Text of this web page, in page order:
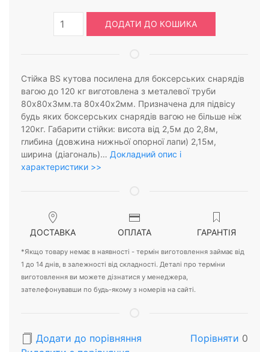
ДОДАТИ ДО КОШИКА
Стійка BS кутова посилена для боксерських снарядів
вагою до 120 кг виготовлена з металевої труби
80х80х3мм.та 80х40х2мм. Призначена для підвісу
будь яких боксерських снарядів вагою не більше ніж
120кг. Габарити стійки: висота від 2,5м до 2,8м,
глибина (довжина нижньої опорної лапи) 2,15м,
ширина (діагональ)… Докладний опис і
характеристики >>
ДОСТАВКА ОПЛАТА ГАРАНТІЯ
*Якщо товару немає в наявності - термін виготовлення займає від
1 до 14 днів, в залежності від складності. Деталі про терміни
виготовлення ви можете дізнатися у менеджера,
зателефонувавши по будь-якому з номерів на сайті.
Додати до порівняння
Порівняти 0